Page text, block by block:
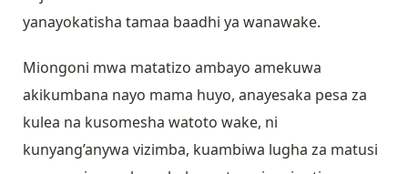
yanayokatisha tamaa baadhi ya wanawake.
Miongoni mwa matatizo ambayo amekuwa
akikumbana nayo mama huyo, anayesaka pesa za
kulea na kusomesha watoto wake, ni
kunyang’anywa vizimba, kuambiwa lugha za matusi